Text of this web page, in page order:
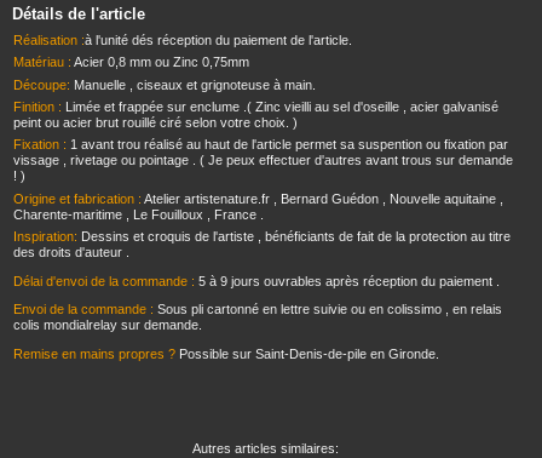
Détails de l'article
Réalisation :à l'unité dés réception du paiement de l'article.
Matériau : Acier 0,8 mm ou Zinc 0,75mm
Découpe: Manuelle , ciseaux et grignoteuse à main.
Finition : Limée et frappée sur enclume .( Zinc vieilli au sel d'oseille , acier galvanisé
peint ou acier brut rouillé ciré selon votre choix. )
Fixation : 1 avant trou réalisé au haut de l'article permet sa suspention ou fixation par
vissage , rivetage ou pointage . ( Je peux effectuer d'autres avant trous sur demande
! )
Origine et fabrication : Atelier artistenature.fr , Bernard Guédon , Nouvelle aquitaine ,
Charente-maritime , Le Fouilloux , France .
Inspiration: Dessins et croquis de l'artiste , bénéficiants de fait de la protection au titre
des droits d'auteur .
Délai d'envoi de la commande : 5 à 9 jours ouvrables après réception du paiement .
Envoi de la commande : Sous pli cartonné en lettre suivie ou en colissimo , en relais
colis mondialrelay sur demande.
Remise en mains propres ? Possible sur Saint-Denis-de-pile en Gironde.
Autres articles similaires: